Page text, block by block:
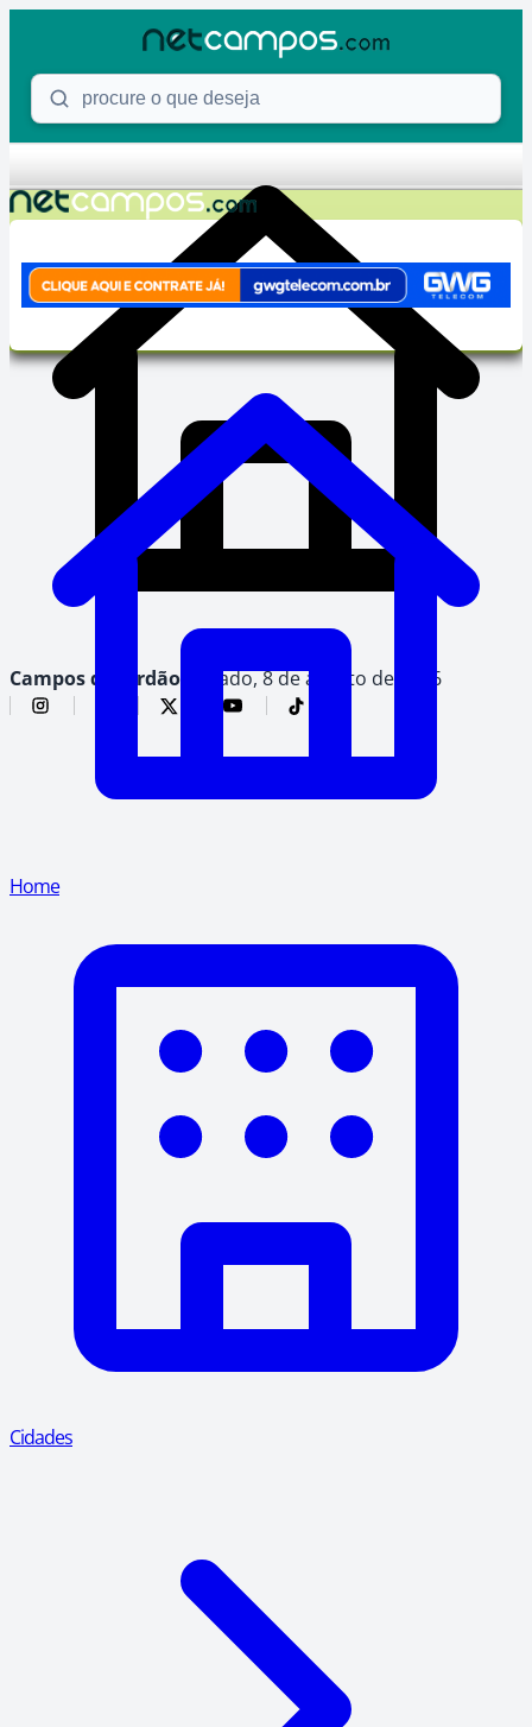
Procure o que deseja
Campos do Jordão, sábado, 8 de agosto de 2026
Home
Cidades